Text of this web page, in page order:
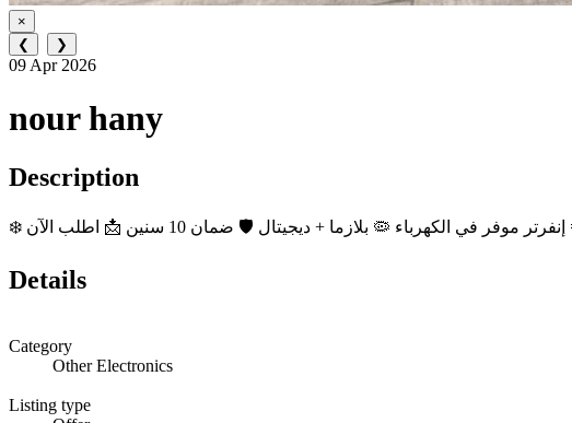
×
❮
❯
09 Apr 2026
nour hany
Description
Details
Category
Other Electronics
Listing type